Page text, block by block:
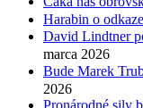
Harabin o
David Lindtner
marca 2026
Bude Marek
2026